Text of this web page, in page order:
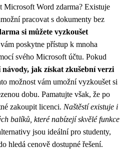
Microsoft Word zdarma? Existuje
pracovat s dokumenty bez
si můžete vyzkoušet
poskytne přístup k mnoha
svého Microsoft účtu. Pokud
návody, jak získat zkušební verzi
možnost vám umožní vyzkoušet si
dobu. Pamatujte však, že po
zakoupit licenci. Naštěstí existuje i
balíků, které nabízejí skvělé funkce
jsou ideální pro studenty,
hledá cenově dostupné řešení.